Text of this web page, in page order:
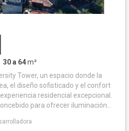
30 a 64m²
Tower, un espacio donde la
el diseño sofisticado y el confort
residencial excepcional.
para ofrecer iluminación
amenidades han